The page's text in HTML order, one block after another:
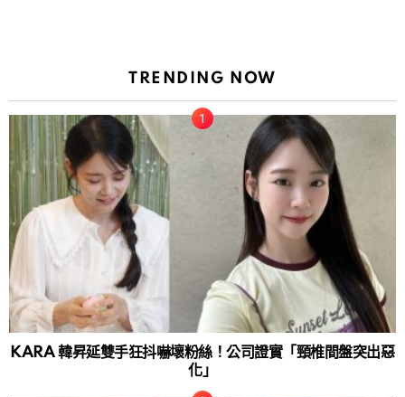
TRENDING NOW
KARA 韓昇延雙手狂抖嚇壞粉絲！公司證實「頸椎間盤突出惡
化」